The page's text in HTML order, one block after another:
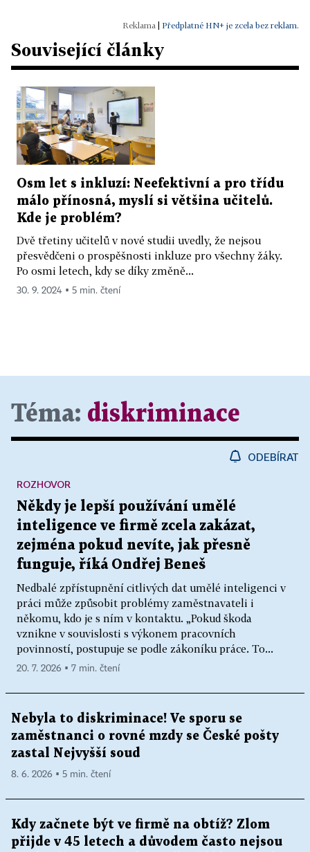
Předplatné HN+ je zcela bez reklam.
Související články
Osm let s inkluzí: Neefektivní a pro třídu
málo přínosná, myslí si většina učitelů.
Kde je problém?
Dvě třetiny učitelů v nové studii uvedly, že nejsou
přesvědčeni o prospěšnosti inkluze pro všechny žáky.
Po osmi letech, kdy se díky změně...
30. 9. 2024 ▪ 5 min. čtení
Téma: diskriminace
ODEBÍRAT
Někdy je lepší používání umělé
inteligence ve firmě zcela zakázat,
zejména pokud nevíte, jak přesně
funguje, říká Ondřej Beneš
Nedbalé zpřístupnění citlivých dat umělé inteligenci v
práci může způsobit problémy zaměstnavateli i
někomu, kdo je s ním v kontaktu. „Pokud škoda
vznikne v souvislosti s výkonem pracovních
povinností, postupuje se podle zákoníku práce. To...
ROZHOVOR
20. 7. 2026 ▪ 7 min. čtení
Nebyla to diskriminace! Ve sporu se
zaměstnanci o rovné mzdy se České pošty
zastal Nejvyšší soud
8. 6. 2026 ▪ 5 min. čtení
Kdy začnete být ve firmě na obtíž? Zlom
přijde v 45 letech a důvodem často nejsou